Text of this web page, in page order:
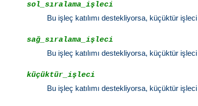
sol_sıralama_işleci
Bu işleç katılımı destekliyorsa, küçüktür
sağ_sıralama_işleci
Bu işleç katılımı destekliyorsa, küçüktür
küçüktür_işleci
Bu işleç katılımı destekliyorsa, küçüktür